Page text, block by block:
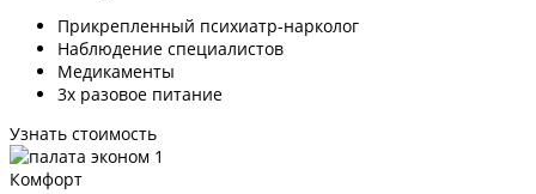
Прикрепленный психиатр-нарколог
Наблюдение специалистов
Медикаменты
3х разовое питание
Узнать стоимость
Комфорт